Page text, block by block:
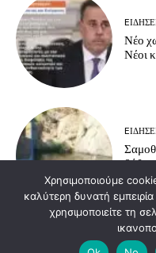
Νέο
Νέοι
Χρησιμοποιούμε
καλύτερη δυνατή
χρησιμοποιείτε τη